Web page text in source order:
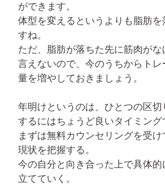
ができます。
体型を変えるというよりも脂肪
すね。
ただ、脂肪が落ちた先に筋肉が
言えないので、今のうちからト
量を増やしておきましょう。
年明けというのは、ひとつの区
するにはちょうど良いタイミング
まずは無料カウンセリングを受
現状を把握する。
今の自分と向き合った上で具体
立てていく。